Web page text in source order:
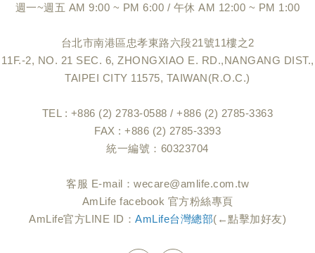
週一~週五 AM 9:00 ~ PM 6:00 / 午休 AM 12:00 ~ PM 1:00
台北市南港區忠孝東路六段21號11樓之2
11F.-2, NO. 21 SEC. 6, ZHONGXIAO E. RD.,NANGANG DIST.,
TAIPEI CITY 11575, TAIWAN(R.O.C.)
TEL : +886 (2) 2783-0588 / +886 (2) 2785-3363
FAX : +886 (2) 2785-3393
統一編號：60323704
客服 E-mail： wecare@amlife.com.tw
AmLife facebook 官方粉絲專頁
AmLife官方LINE ID： AmLife台灣總部(←點擊加好友)